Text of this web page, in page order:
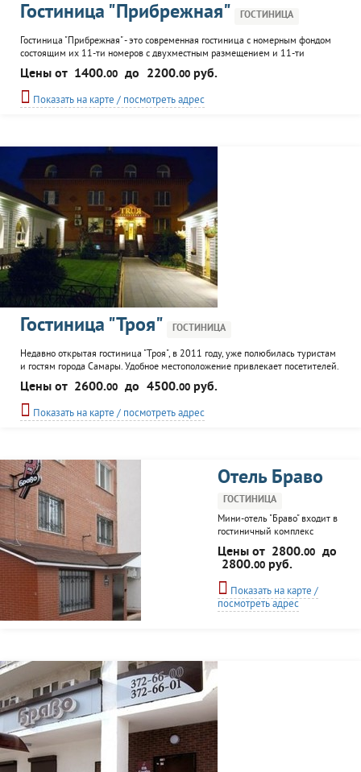
Гостиница "Прибрежная" ГОСТИНИЦА
Гостиница "Прибрежная" - это современная гостиница с номерным фондом
состоящим их 11-ти номеров с двухместным размещением и 11-ти
номеров с одноместным размещением. С балконов открывается прекрасный
вид на реку и откос Жигулёвских гор. Все номера оснащены необходимой
мебелью и сантехникой для комфортного отдыха. К услугам гостей:
ресторан, аренда теплохода.
Цены от 1400.00 до 2200.00 руб.
Показать на карте / посмотреть адрес
Гостиница "Троя" ГОСТИНИЦА
Недавно открытая гостиница "Троя", в 2011 году, уже полюбилась туристам
и гостям города Самары. Удобное местоположение привлекает посетителей.
Отель располагает 20 комфортабельными и уютными номерами. Гостиница
"Троя" предлагает ряд услуг: финская сауна, бассейн, кафе.
Цены от 2600.00 до 4500.00 руб.
Показать на карте / посмотреть адрес
Отель Браво
ГОСТИНИЦА
Мини-отель "Браво" входит в
гостиничный комплекс
"Браво", в городе Самаре.
Номерной фонд - 5 номеров
"стандарт" европейского
уровня комфортности с
кабельным TV, Wi-Fi,
рабочим столом,
Цены от 2800.00 до
2800.00 руб.
Показать на карте /
посмотреть адрес